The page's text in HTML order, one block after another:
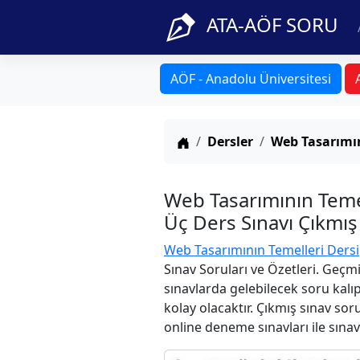
ATA-AÖF SORU
AÖF - Anadolu Üniversitesi
Anasayfa
Dersler Web
Web Tasarımının
Üç Ders Sınavı
Web Tasarımının Temelleri Dersi
Sınav Soruları ve Özetleri.
sınavlarda gelebilecek soru
kolay olacaktır. Çıkmış sınav
online deneme sınavları ile